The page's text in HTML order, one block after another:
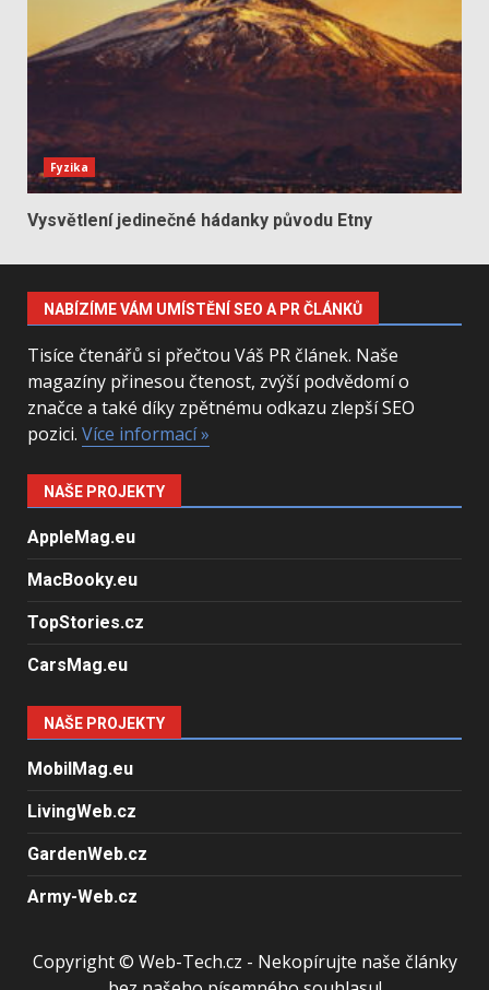
Fyzika
Vysvětlení jedinečné hádanky původu Etny
NABÍZÍME VÁM UMÍSTĚNÍ SEO A PR ČLÁNKŮ
Tisíce čtenářů si přečtou Váš PR článek. Naše
magazíny přinesou čtenost, zvýší podvědomí o
značce a také díky zpětnému odkazu zlepší SEO
pozici. Více informací »
NAŠE PROJEKTY
AppleMag.eu
MacBooky.eu
TopStories.cz
CarsMag.eu
NAŠE PROJEKTY
MobilMag.eu
LivingWeb.cz
GardenWeb.cz
Army-Web.cz
Copyright © Web-Tech.cz - Nekopírujte naše články